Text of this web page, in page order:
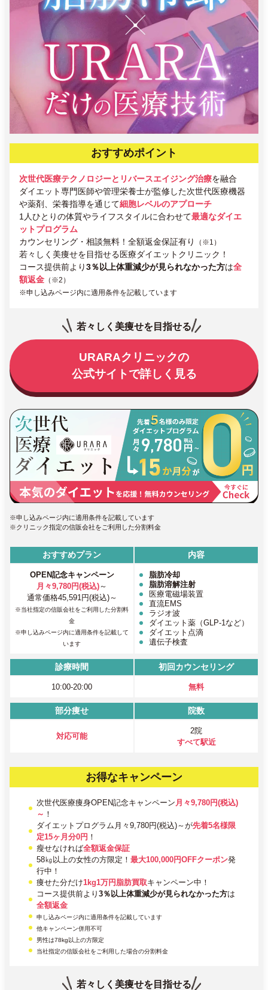
おすすめポイント
次世代医療テクノロジーとリバースエイジング治療を融合
ダイエット専門医師や管理栄養士が監修した次世代医療機器
や薬剤、栄養指導を通じて細胞レベルのアプローチ
1人ひとりの体質やライフスタイルに合わせて最適なダイエ
ットプログラム
カウンセリング・相談無料！全額返金保証有り
（※1）
若々しく美痩せを目指せる医療ダイエットクリニック！
コース提供前より3％以上体重減少が見られなかった方は全
額返金 （※2）
※申し込みページ内に適用条件を記載しています
若々しく美痩せを目指せる
URARAクリニックの
公式サイトで詳しく見る
※申し込みページ内に適用条件を記載しています
※クリニック指定の信販会社をご利用した分割料金
おすすめプラン 内容
OPEN記念キャンペーン
月々9,780円(税込)～
通常価格45,591円(税込)～
※当社指定の信販会社をご利用した分割料
金
※申し込みページ内に適用条件を記載して
います
脂肪冷却
脂肪溶解注射
医療電磁場装置
直流EMS
ラジオ波
ダイエット薬（GLP-1など）
ダイエット点滴
遺伝子検査
診療時間 初回カウンセリング
10:00-20:00 無料
部分痩せ 院数
対応可能
2院
すべて駅近
お得なキャンペーン
次世代医療痩身OPEN記念キャンペーン 月々9,780円(税込)
～ ！
ダイエットプログラム月々9,780円(税込)～が先着5名様限
定15ヶ月分0円 ！
瘦せなければ全額返金保証
58㎏以上の女性の方限定！ 最大100,000円OFFクーポン発
行中！
痩せた分だけ1kg1万円脂肪買取キャンペーン中！
コース提供前より 3％以上体重減少が見られなかった方は
全額返金
申し込みページ内に適用条件を記載しています
他キャンペーン併用不可
男性は78kg以上の方限定
当社指定の信販会社をご利用した場合の分割料金
若々しく美痩せを目指せる